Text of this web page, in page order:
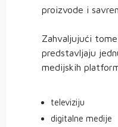
proizvode i
Zahvaljujući
predstavljaju
medijskih
televiziju
digitalne medije